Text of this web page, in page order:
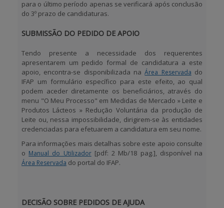
para o último período apenas se verificará após conclusão
do 3º prazo de candidaturas.
SUBMISSÃO DO PEDIDO DE APOIO
Tendo presente a necessidade dos requerentes
apresentarem um pedido formal de candidatura a este
apoio, encontra-se disponibilizada naÁrea Reservada do
IFAP um formulário específico para este efeito, ao qual
podem aceder diretamente os beneficiários, através do
menu "O Meu Processo" em Medidas de Mercado » Leite e
Produtos Lácteos » Redução Voluntária da produção de
Leite ou, nessa impossibilidade, dirigirem-se às entidades
credenciadas para efetuarem a candidatura em seu nome.
Para informações mais detalhas sobre este apoio consulte
o Manual do Utilizador [pdf: 2 Mb/18 pag.], disponível na
Área Reservada do portal do IFAP.
DECISÃO SOBRE PEDIDOS DE AJUDA